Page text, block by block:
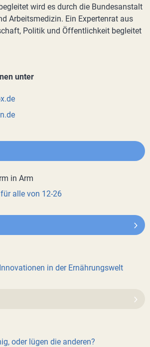
wird es durch die Bundesanstalt
Arbeitsmedizin. Ein Expertenrat aus
Politik und Öffentlichkeit begleitet
unter
alle von 12-26
in der Ernährungswelt
oder lügen die anderen?